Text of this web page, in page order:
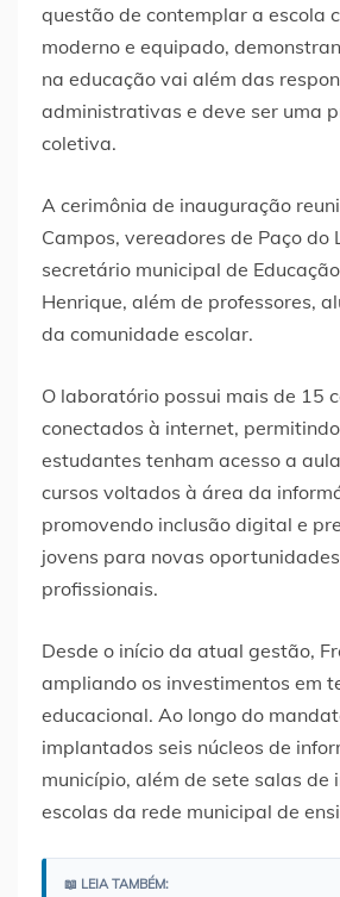
questão de contemplar a escola
moderno e equipado,
na educação vai além das
administrativas e deve ser uma
coletiva.
A cerimônia de inauguração
Campos, vereadores de Paço do
secretário municipal de
Henrique, além de professores,
da comunidade escolar.
O laboratório possui mais de 15
conectados à internet,
estudantes tenham acesso a
cursos voltados à área da
promovendo inclusão digital e
jovens para novas
profissionais.
Desde o início da atual gestão,
ampliando os investimentos em
educacional. Ao longo do
implantados seis núcleos de
município, além de sete salas de
escolas da rede municipal de
📖 LEIA TAMBÉM: